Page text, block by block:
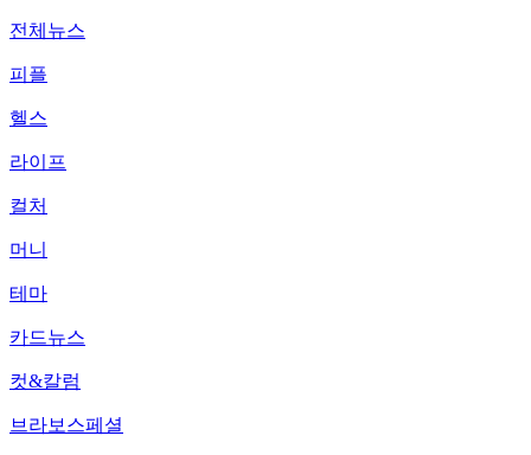
전체뉴스
피플
헬스
라이프
컬처
머니
테마
카드뉴스
컷&칼럼
브라보스페셜